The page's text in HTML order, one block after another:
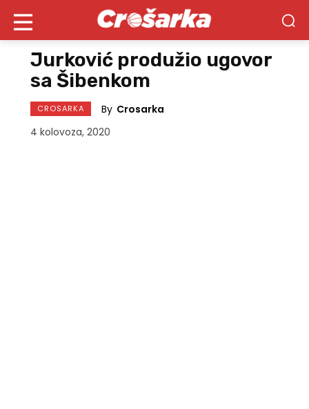
Jurković produžio ugovor
sa Šibenkom
CROSARKA By Crosarka
4 kolovoza, 2020